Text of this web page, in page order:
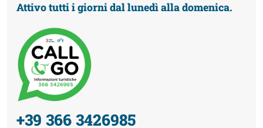
Attivo tutti i giorni dal lunedì alla domenica.
+39 366 3426985